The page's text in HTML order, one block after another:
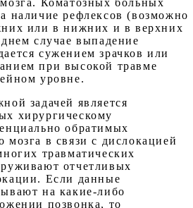
Коматозных больных
наличие рефлексов (возможно
или в нижних и в верхних
случае выпадение
сужением зрачков или
при высокой травме
уровне.
задачей является
хирургическому
обратимых
мозга в связи с дислокацией
травматических
отчетливых
Если данные
на какие-либо
позвонка, то